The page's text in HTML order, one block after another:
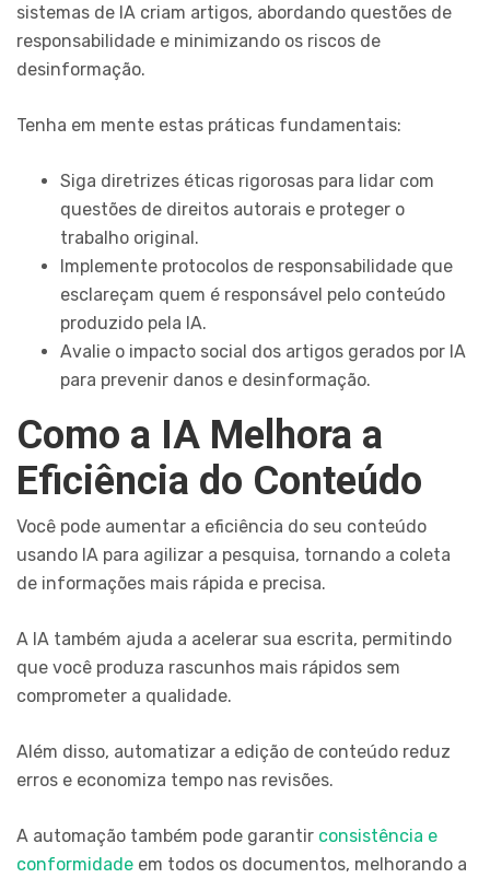
sistemas de IA criam artigos, abordando questões de
responsabilidade e minimizando os riscos de
desinformação.
Tenha em mente estas práticas fundamentais:
Siga diretrizes éticas rigorosas para lidar com
questões de direitos autorais e proteger o
trabalho original.
Implemente protocolos de responsabilidade que
esclareçam quem é responsável pelo conteúdo
produzido pela IA.
Avalie o impacto social dos artigos gerados por IA
para prevenir danos e desinformação.
Como a IA Melhora a
Eficiência do Conteúdo
Você pode aumentar a eficiência do seu conteúdo
usando IA para agilizar a pesquisa, tornando a coleta
de informações mais rápida e precisa.
A IA também ajuda a acelerar sua escrita, permitindo
que você produza rascunhos mais rápidos sem
comprometer a qualidade.
Além disso, automatizar a edição de conteúdo reduz
erros e economiza tempo nas revisões.
A automação também pode garantir consistência e
conformidade em todos os documentos, melhorando a